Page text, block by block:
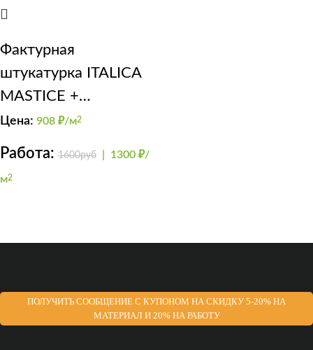
Фактурная
штукатурка ITALICA
MASTICE +
FINISHMAT
Цена: 908 ₽/м2
Работа: 1600руб 1300 ₽/
м2
ПОЛУЧИТЬ СООБЩЕНИЕ С КУПОНОМ НА СКИДКУ 5-20% НА
МАТЕРИАЛ И 20% НА РАБОТУ